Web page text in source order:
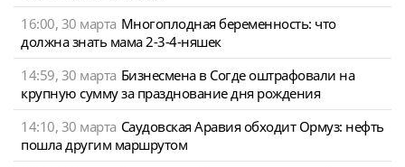
16:00, 30 марта Многоплодная беременность: что
должна знать мама 2-3-4-няшек
14:59, 30 марта Бизнесмена в Согде оштрафовали на
крупную сумму за празднование дня рождения
14:10, 30 марта Саудовская Аравия обходит Ормуз: нефть
пошла другим маршрутом